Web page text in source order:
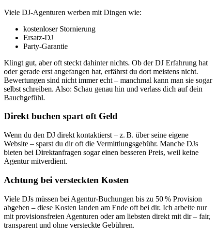
Viele DJ-Agenturen werben mit Dingen wie:
kostenloser Stornierung
Ersatz-DJ
Party-Garantie
Klingt gut, aber oft steckt dahinter nichts. Ob der DJ Erfahrung hat
oder gerade erst angefangen hat, erfährst du dort meistens nicht.
Bewertungen sind nicht immer echt – manchmal kann man sie sogar
selbst schreiben. Also: Schau genau hin und verlass dich auf dein
Bauchgefühl.
Direkt buchen spart oft Geld
Wenn du den DJ direkt kontaktierst – z. B. über seine eigene
Website – sparst du dir oft die Vermittlungsgebühr. Manche DJs
bieten bei Direktanfragen sogar einen besseren Preis, weil keine
Agentur mitverdient.
Achtung bei versteckten Kosten
Viele DJs müssen bei Agentur-Buchungen bis zu 50 % Provision
abgeben – diese Kosten landen am Ende oft bei dir. Ich arbeite nur
mit provisionsfreien Agenturen oder am liebsten direkt mit dir – fair,
transparent und ohne versteckte Gebühren.